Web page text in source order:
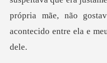
própria mãe, não gost